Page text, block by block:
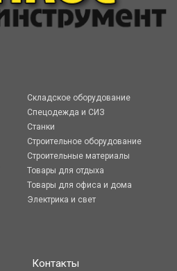
Складское оборудование
Спецодежда и СИЗ
Станки
Строительное оборудование
Строительные материалы
Товары для отдыха
Товары для офиса и дома
Электрика и свет
Контакты